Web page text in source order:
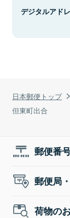
日本郵便トップ
但東町出合
デジタルアド
郵便番
郵便局
荷物の